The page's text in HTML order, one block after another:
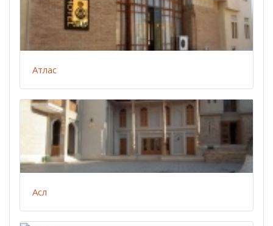
Атлас
Асл